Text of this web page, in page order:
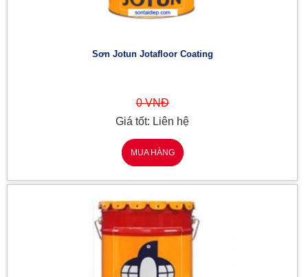
Sơn Jotun Jotafloor Coating
0 VNĐ
Giá tốt: Liên hệ
MUA HÀNG